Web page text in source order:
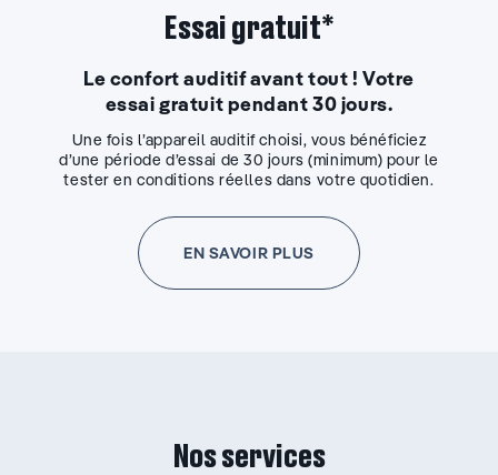
Essai gratuit*
Le confort auditif avant tout ! Votre
essai gratuit pendant 30 jours.
Une fois l’appareil auditif choisi, vous bénéficiez
d’une période d’essai de 30 jours (minimum) pour le
tester en conditions réelles dans votre quotidien.
EN SAVOIR PLUS
Nos services